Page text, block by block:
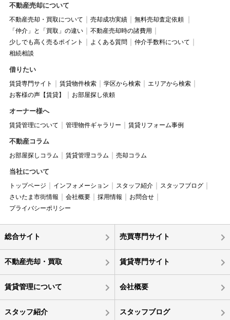
不動産売却について
不動産売却・買取について 売却成功実績
無料売却査定依頼
「仲介」と「買取」の違い
不動産売却時の諸費用
少しでも高く売るポイント
よくある質問
仲介手数料について
相続相談
借りたい
賃貸専門サイト 賃貸物件検索 学区から検索
エリアから検索
お客様の声【賃貸】
お部屋探し依頼
オーナー様へ
賃貸管理について 管理物件ギャラリー 賃貸リフォーム事例
不動産コラム
お部屋探しコラム 賃貸管理コラム 売却コラム
当社について
トップページ インフォメーション スタッフ紹介
スタッフブログ
さいたま市街情報
会社概要 採用情報
お問合せ
プライバシーポリシー
総合サイト 売買専門サイト
不動産売却・買取 賃貸専門サイト
賃貸管理について 会社概要
スタッフ紹介 スタッフブログ